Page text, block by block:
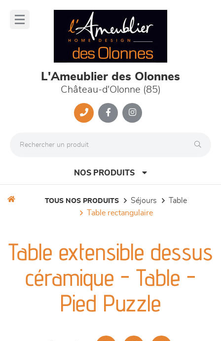
L'Ameublier des Olonnes
Château-d'Olonne (85)
NOS PRODUITS
séjours
meubles de complément
chambres et dressing
TOUS NOS PRODUITS séjours
table
table rectangulaire
Table extensible dessus
céramique - Table -
Pied Puzzle